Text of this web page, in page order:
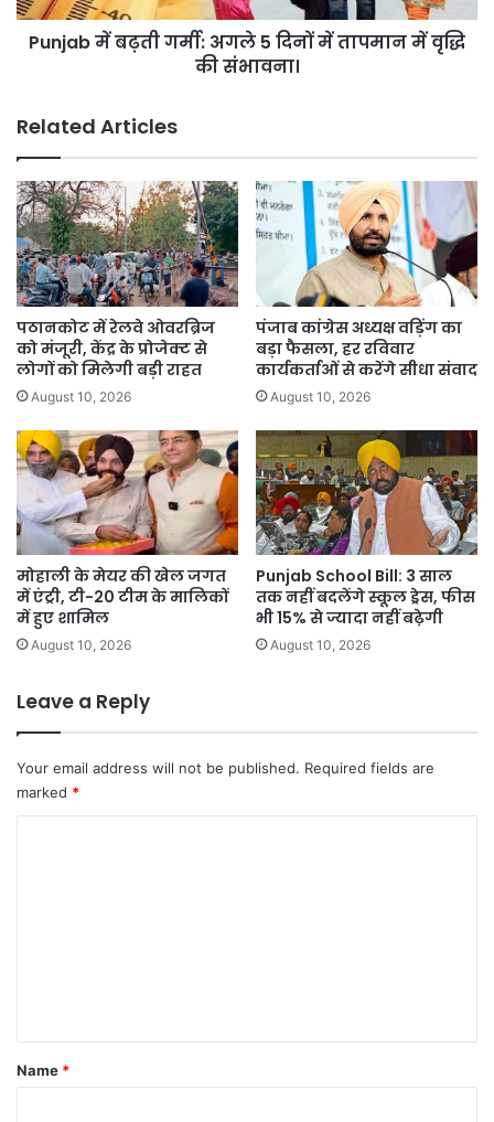
तापमान
Punjab में बढ़ती गर्मी: अगले 5 दिनों में तापमान में वृद्धि
की संभावना।
Related Articles
पठानकोट में रेलवे ओवरब्रिज
को मंजूरी, केंद्र के प्रोजेक्ट से
लोगों को मिलेगी बड़ी राहत
August 10, 2026
पंजाब कांग्रेस अध्यक्ष वड़िंग का
बड़ा फैसला, हर रविवार
कार्यकर्ताओं से करेंगे सीधा संवाद
August 10, 2026
मोहाली के मेयर की खेल जगत
में एंट्री, टी-20 टीम के मालिकों
में हुए शामिल
August 10, 2026
Punjab School Bill: 3 साल
तक नहीं बदलेंगे स्कूल ड्रेस, फीस
भी 15% से ज्यादा नहीं बढ़ेगी
August 10, 2026
Leave a Reply
Your email address will not be published. Required fields are
marked *
*
Name *